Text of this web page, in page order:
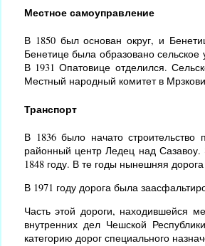
Местное самоуправление
В 1850 был основан округ, и
Бенетице была образовано
В 1931 Опатовице отделился.
Местный народный комитет в
Транспорт
В 1836 было начато
районный центр Ледец над
1848 году. В те годы нынешняя
В 1971 году дорога была
Часть этой дороги, находившейся
внутренних дел Чешской
категорию дорог специального